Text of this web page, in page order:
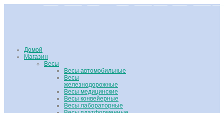
Домой
Магазин
Весы
Весы автомобильные
Весы
железнодорожные
Весы медицинские
Весы конвейерные
Весы лабораторные